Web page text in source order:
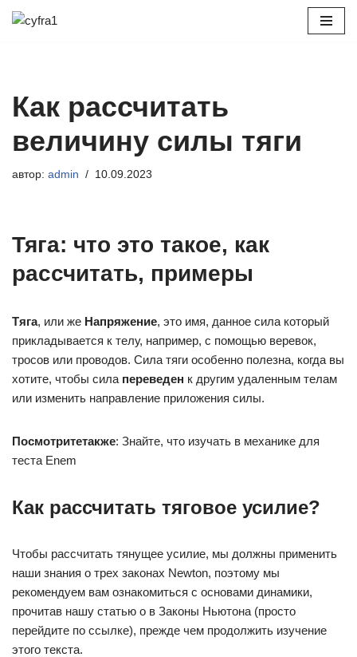
Как рассчитать
величину силы тяги
автор: admin 10.09.2023
Тяга: что это такое, как
рассчитать, примеры
Тяга, или же Напряжение, это имя, данное сила который
прикладывается к телу, например, с помощью веревок,
тросов или проводов. Сила тяги особенно полезна, когда вы
хотите, чтобы сила переведен к другим удаленным телам
или изменить направление приложения силы.
Посмотритетакже: Знайте, что изучать в механике для
теста Enem
Как рассчитать тяговое усилие?
Чтобы рассчитать тянущее усилие, мы должны применить
наши знания о трех законах Newton, поэтому мы
рекомендуем вам ознакомиться с основами динамики,
прочитав нашу статью о в Законы Ньютона (просто
перейдите по ссылке), прежде чем продолжить изучение
этого текста.